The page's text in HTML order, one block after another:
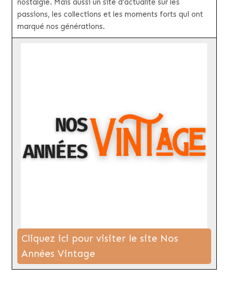
nostalgie. Mais aussi un site d'actualité sur les
passions, les collections et les moments forts qui ont
marqué nos générations.
Cliquez ici pour visiter le site Nos
Années Vintage